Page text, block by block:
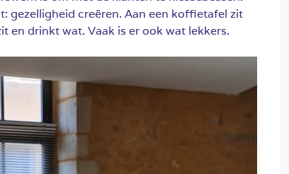
gezelligheid creëren. Aan een koffietafel zit
en drinkt wat. Vaak is er ook wat lekkers.